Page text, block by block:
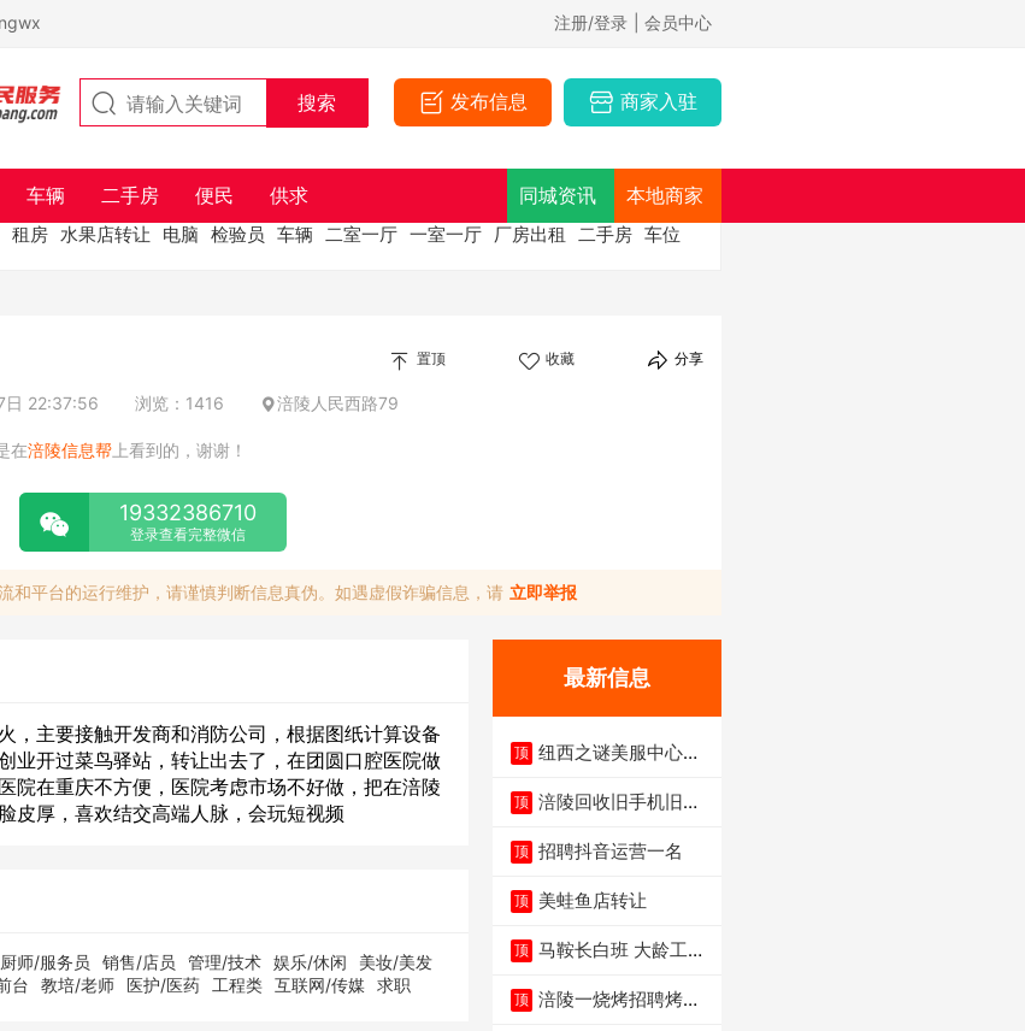
注册/登录 | 会员中心
发布信息 商家入驻
车辆 二手房 便民 供求 同城资讯 本地商家
租房 水果店转让 电脑 检验员 车辆 二室一厅 一室一厅 厂房出租 二手房 车位
置顶 收藏 分享
日 22:37:56 浏览：1416 涪陵人民西路79
在涪陵信息帮 上看到的，谢谢！
19332386710
登录查看完整微信
和平台的运行维护，请谨慎判断信息真伪。如遇虚假诈骗信息，请 立即举报
，主要接触开发商和消防公司，根据图纸计算设备
业开过菜鸟驿站，转让出去了，在团圆口腔医院做
院在重庆不方便，医院考虑市场不好做，把在涪陵
皮厚，喜欢结交高端人脉，会玩短视频
厨师/服务员 销售/店员 管理/技术 娱乐/休闲
美妆/美发
台 教培/老师 医护/医药 工程类 互联网/传媒 求职
最新信息
顶 纽西之谜美服中心招
顶 涪陵回收旧手机旧电
顶 招聘抖音运营一名
顶 美蛙鱼店转让
顶 马鞍长白班 大龄工大
顶 涪陵一烧烤招聘烤工